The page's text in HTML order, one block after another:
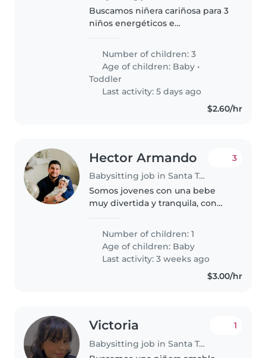
Buscamos niñera cariñosa para 3
niños energéticos e
con tareas del hogar.
Contactanos para coordinar.
Number of children: 3
Age of children: Baby •
Toddler
Last activity: 5 days ago
$2.60/hr
Hector Armando
Babysitting job in Santa Tecla
3
Somos jovenes con una bebe
muy divertida y tranquila, con
Number of children: 1
Age of children: Baby
Last activity: 3 weeks ago
$3.00/hr
Victoria
Babysitting job in Santa Tecla
1